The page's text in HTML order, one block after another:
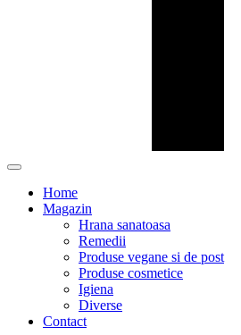
Home
Magazin
Hrana sanatoasa
Remedii
Produse vegane si de post
Produse cosmetice
Igiena
Diverse
Contact